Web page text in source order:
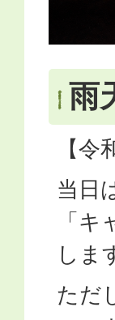
雨
【令
当日
「
しま
ただ